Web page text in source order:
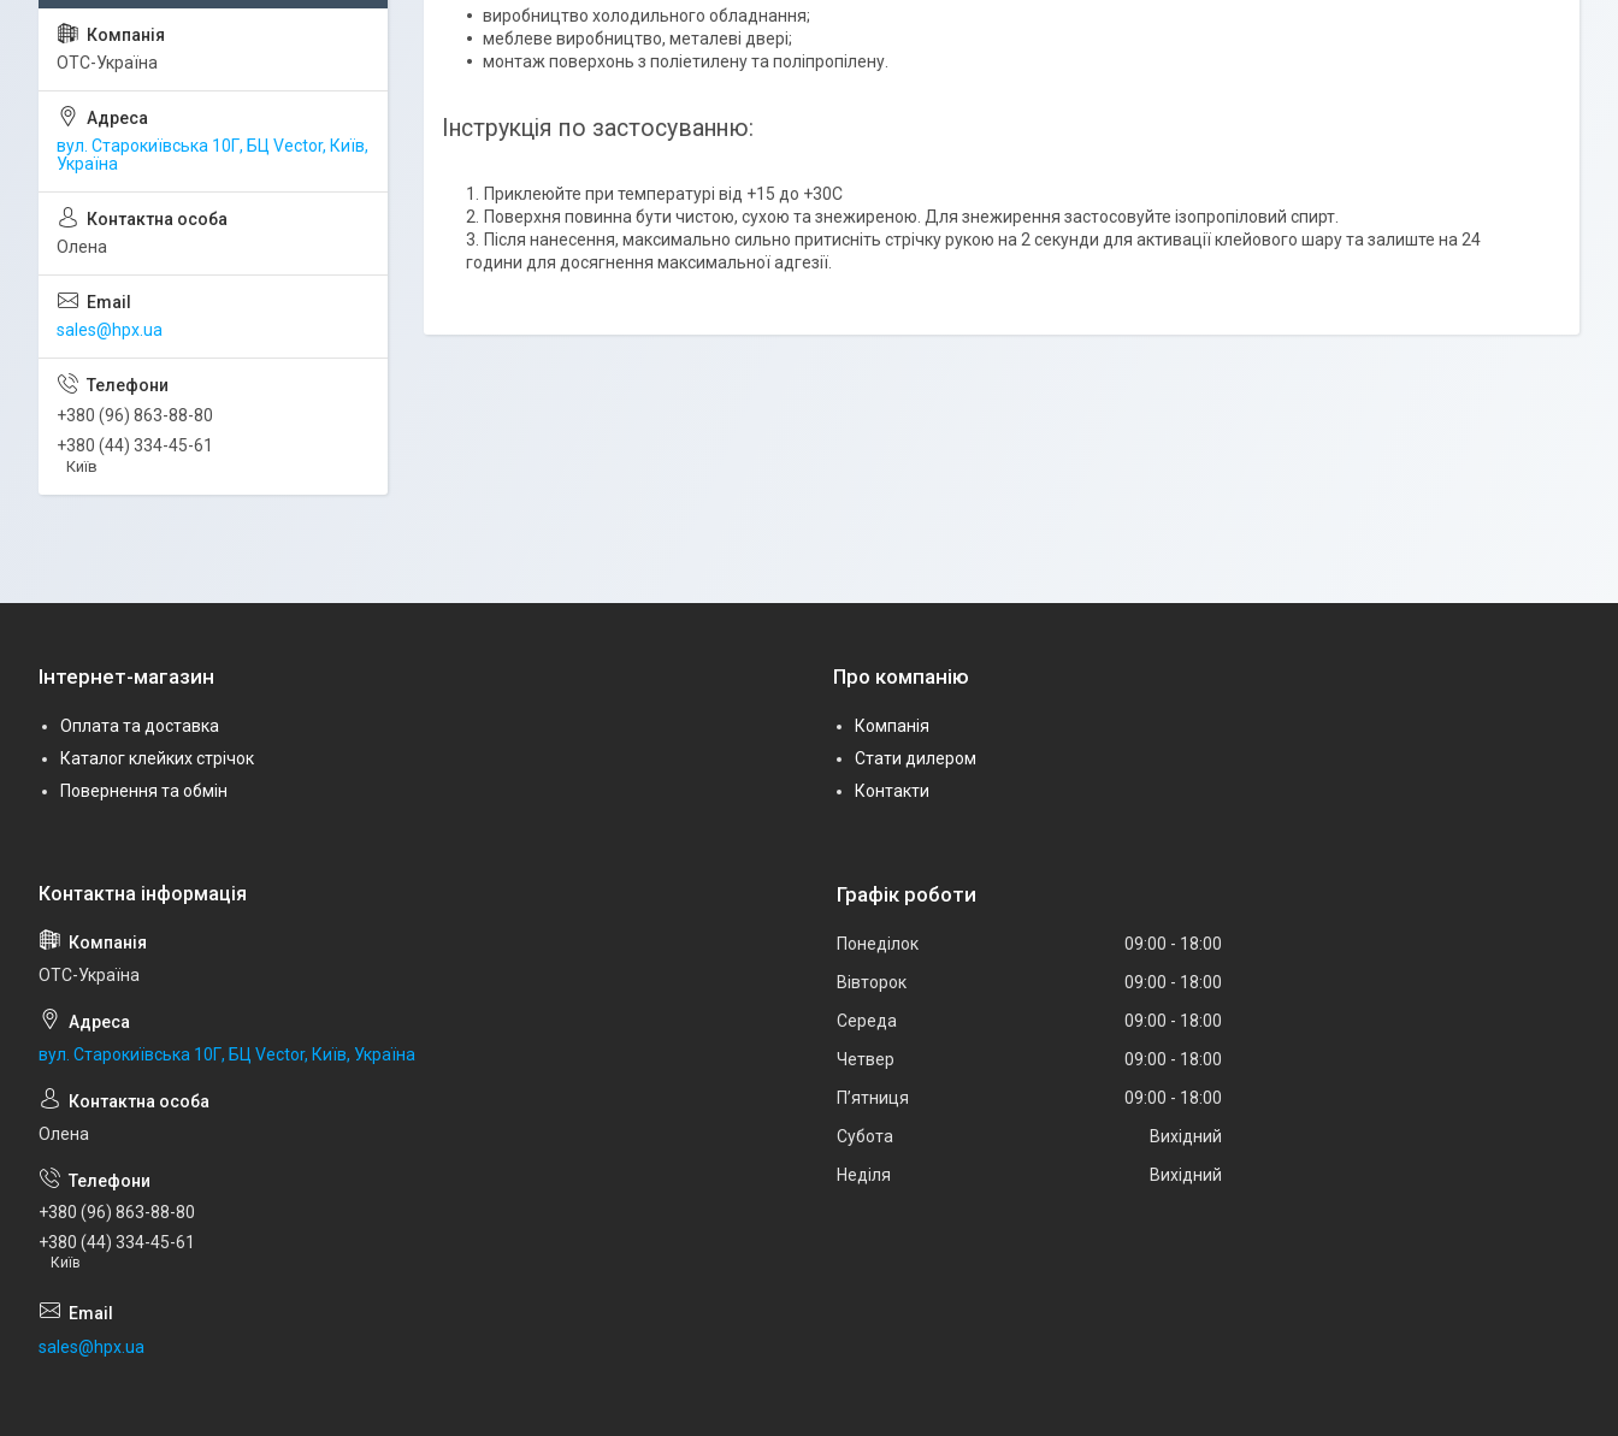
виробництво холодильного обладнання;
меблеве виробництво, металеві двері;
монтаж поверхонь з поліетилену та поліпропілену.
Інструкція по застосуванню:
Приклеюйте при температурі від +15 до +30С
Поверхня повинна бути чистою, сухою та знежиреною. Для знежирення застосовуйте ізопропіловий спирт.
Після нанесення, максимально сильно притисніть стрічку рукою на 2 секунди для активації клейового шару та залиште на 24
години для досягнення максимальної адгезії.
ОТС-Україна
вул. Старокиївська 10Г, БЦ Vector, Київ,
Україна
Олена
sales@hpx.ua
+380 (96) 863-88-80
+380 (44) 334-45-61
Київ
Інтернет-магазин
Оплата та доставка
Каталог клейких стрічок
Повернення та обмін
Про компанію
Компанія
Стати дилером
Контакти
ОТС-Україна
вул. Старокиївська 10Г, БЦ Vector, Київ, Україна
Олена
+380 (96) 863-88-80
+380 (44) 334-45-61
Київ
sales@hpx.ua
Графік роботи
Понеділок 09:00
18:00
Вівторок
09:00
18:00
Середа
09:00
18:00
Четвер
09:00
18:00
Пʼятниця
09:00
18:00
Субота
Вихідний
Неділя
Вихідний